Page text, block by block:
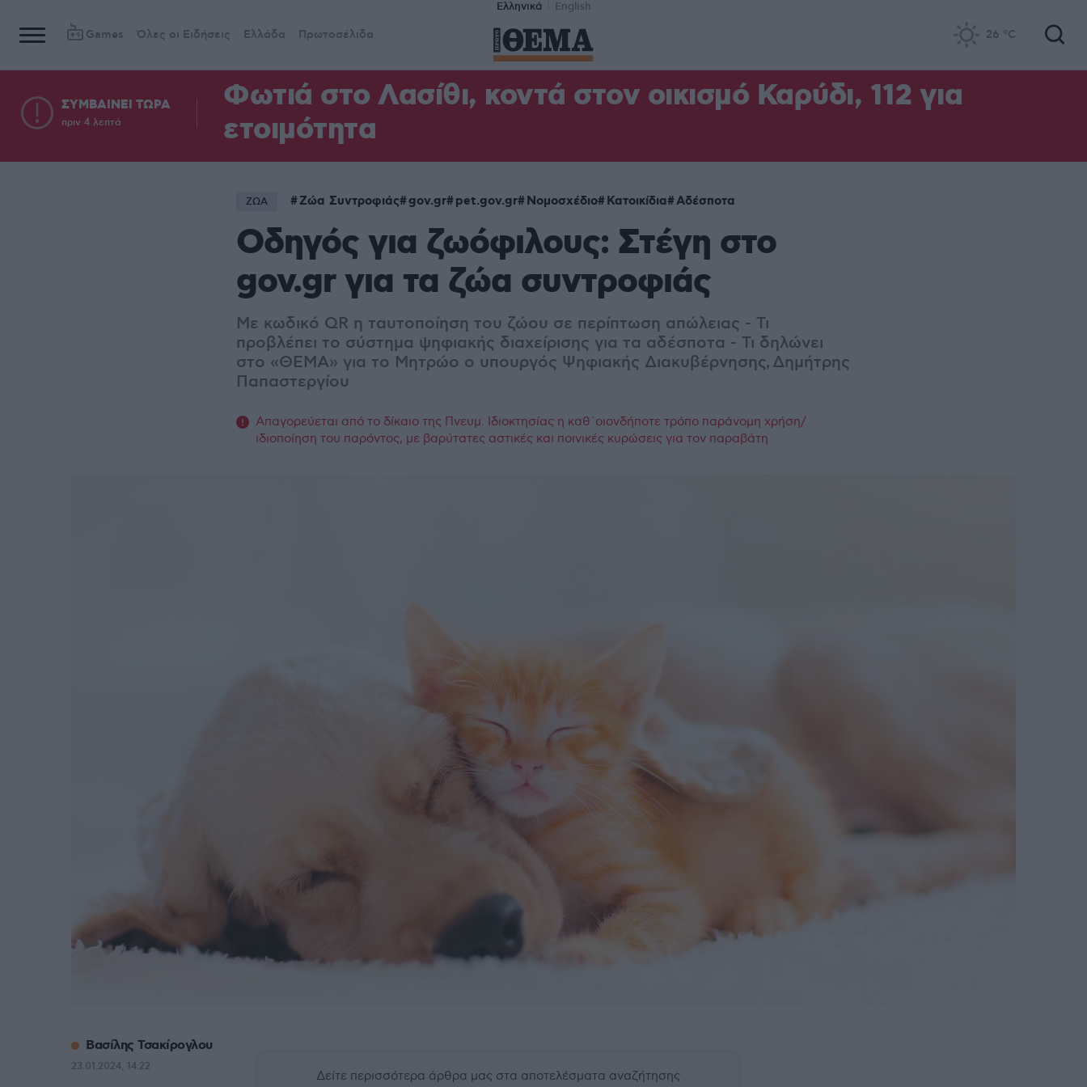
Ελληνικά English
Games Όλες οι Ειδήσεις Ελλάδα Πρωτοσέλιδα 26 °C
ΣΥΜΒΑΙΝΕΙ ΤΩΡΑ
πριν 4 λεπτά
Φωτιά στο Λασίθι, κοντά στον οικισμό Καρύδι, 112 για
ετοιμότητα
ΖΩΑ Ζώα Συντροφιάς gov.gr pet.gov.gr Νομοσχέδιο Κατοικίδια Αδέσποτα
Οδηγός για ζωόφιλους: Στέγη στο
gov.gr για τα ζώα συντροφιάς
Με κωδικό QR η ταυτοποίηση του ζώου σε περίπτωση απώλειας - Τι
προβλέπει το σύστημα ψηφιακής διαχείρισης για τα αδέσποτα - Τι δηλώνει
στο «ΘΕΜΑ» για το Μητρώο ο υπουργός Ψηφιακής Διακυβέρνησης, Δημήτρης
Παπαστεργίου
Απαγορεύεται από το δίκαιο της Πνευμ. Ιδιοκτησίας η καθ΄οιονδήποτε τρόπο παράνομη χρήση/
ιδιοποίηση του παρόντος, με βαρύτατες αστικές και ποινικές κυρώσεις για τον παραβάτη
Δείτε περισσότερα άρθρα μας στα αποτελέσματα αναζήτησης
Βασίλης Τσακίρογλου
23.01.2024, 14:22